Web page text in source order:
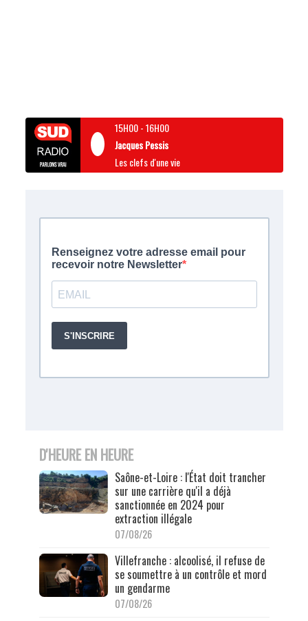
15H00-16H00
Jacques Pessis
Les clefs d'une vie
D'HEURE EN HEURE
Saône-et-Loire : l'État doit trancher
sur une carrière qu'il a déjà
sanctionnée en 2024 pour
extraction illégale
07/08/26
Villefranche : alcoolisé, il refuse de
se soumettre à un contrôle et mord
un gendarme
07/08/26